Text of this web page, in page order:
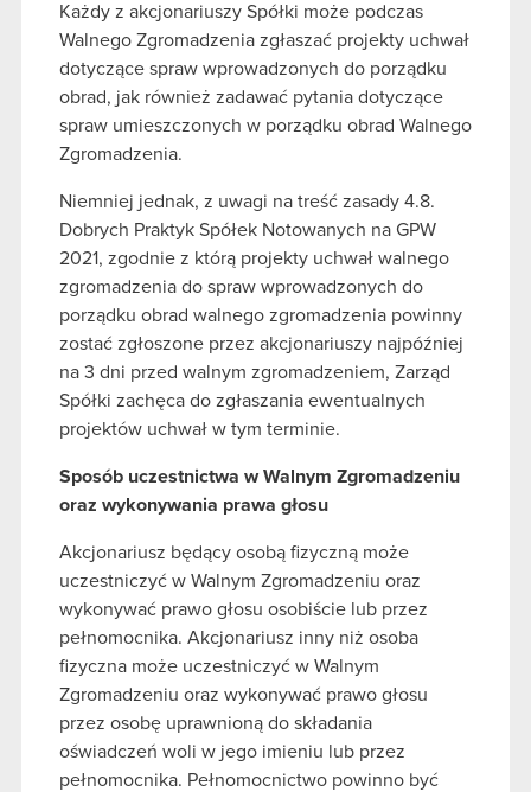
Każdy z akcjonariuszy Spółki może podczas
Walnego Zgromadzenia zgłaszać projekty uchwał
dotyczące spraw wprowadzonych do porządku
obrad, jak również zadawać pytania dotyczące
spraw umieszczonych w porządku obrad Walnego
Zgromadzenia.
Niemniej jednak, z uwagi na treść zasady 4.8.
Dobrych Praktyk Spółek Notowanych na GPW
2021, zgodnie z którą projekty uchwał walnego
zgromadzenia do spraw wprowadzonych do
porządku obrad walnego zgromadzenia powinny
zostać zgłoszone przez akcjonariuszy najpóźniej
na 3 dni przed walnym zgromadzeniem, Zarząd
Spółki zachęca do zgłaszania ewentualnych
projektów uchwał w tym terminie.
Sposób uczestnictwa w Walnym Zgromadzeniu
oraz wykonywania prawa głosu
Akcjonariusz będący osobą fizyczną może
uczestniczyć w Walnym Zgromadzeniu oraz
wykonywać prawo głosu osobiście lub przez
pełnomocnika. Akcjonariusz inny niż osoba
fizyczna może uczestniczyć w Walnym
Zgromadzeniu oraz wykonywać prawo głosu
przez osobę uprawnioną do składania
oświadczeń woli w jego imieniu lub przez
pełnomocnika. Pełnomocnictwo powinno być